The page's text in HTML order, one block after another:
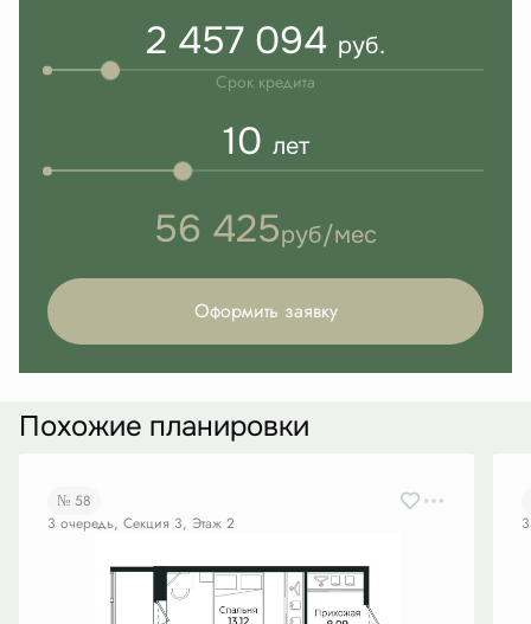
2 457 094 руб.
Срок кредита
10 лет
56 425руб/мес
Оформить заявку
Похожие планировки
№ 58
3 очередь, Секция 3, Этаж 2